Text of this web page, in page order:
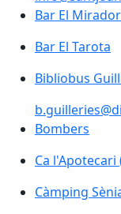
Bar El
Bar El
Bar El Tarota
Bibliobus
Bibliobus
Bombers
Bombers
Ca
Ca
Càmping
Càmping